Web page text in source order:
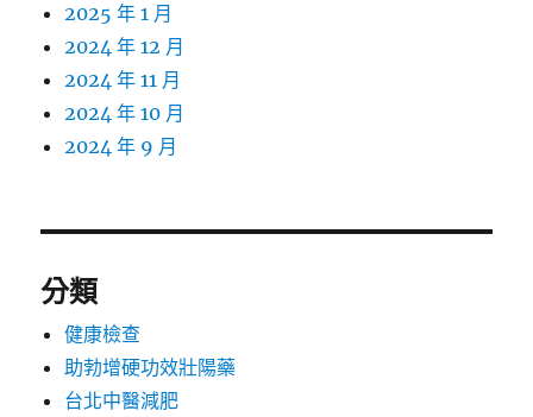
2025 年 1 月
2024 年 12 月
2024 年 11 月
2024 年 10 月
2024 年 9 月
分類
健康檢查
助勃增硬功效壯陽藥
台北中醫減肥